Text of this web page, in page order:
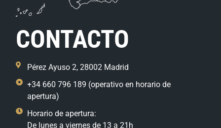
CONTACTO
Pérez Ayuso 2, 28002 Madrid
+34 660 796 189 (operativo en horario de
apertura)
Horario de apertura:
De lunes a viernes de 13 a 21h